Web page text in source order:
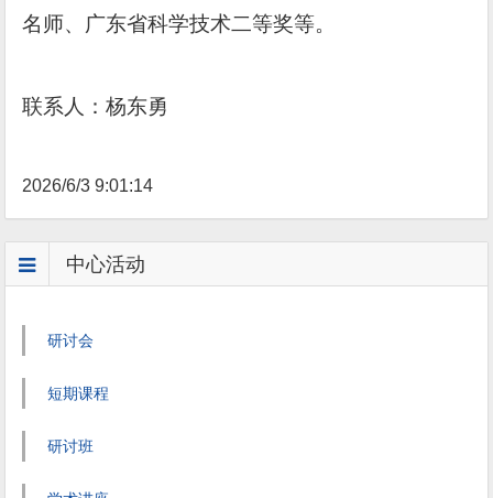
名师、广东省科学技术二等奖等。
联系人：杨东勇
2026/6/3 9:01:14
中心活动
研讨会
短期课程
研讨班